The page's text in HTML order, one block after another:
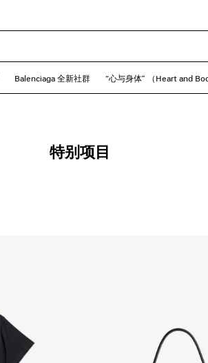
Balenciaga 全新社群 “心与身体” （Heart and
特别项目